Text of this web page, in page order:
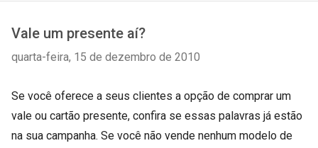
Vale um presente aí?
quarta-feira, 15 de dezembro de 2010
Se você oferece a seus clientes a opção de comprar um
vale ou cartão presente, confira se essas palavras já estão
na sua campanha. Se você não vende nenhum modelo de